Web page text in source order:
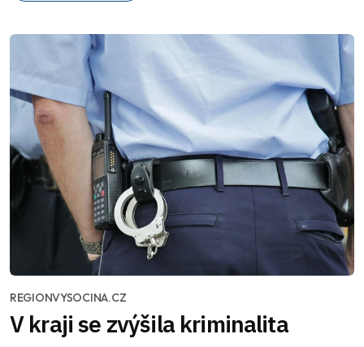
REGIONVYSOCINA.CZ
V kraji se zvýšila kriminalita